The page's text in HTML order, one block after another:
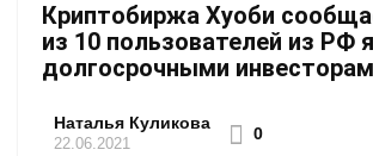
Криптобиржа Хуоби
из 10 пользователей из РФ
долгосрочными
Наталья Куликова
22.06.2021
0